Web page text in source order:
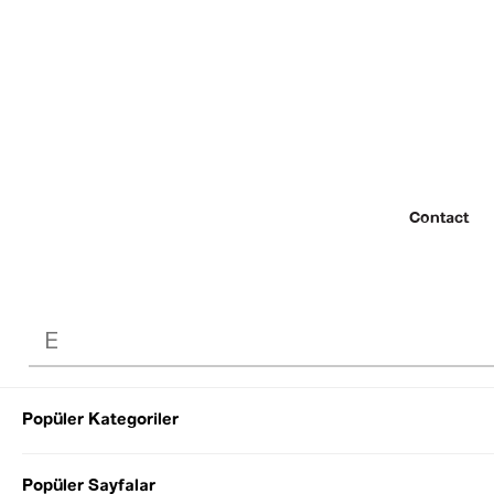
Contact
Popüler Kategoriler
Popüler Sayfalar